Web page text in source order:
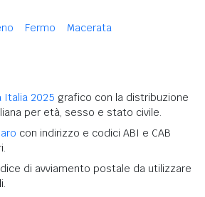
Fermo
Macerata
Italia 2025 grafico con la distribuzione
per età, sesso e stato civile.
con indirizzo e codici ABI e CAB
di avviamento postale da utilizzare